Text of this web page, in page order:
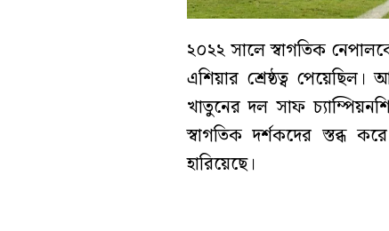
২০২২ সালে স্বাগতিক
এশিয়ার শ্রেষ্ঠত্ব
খাতুনের দল সাফ
স্বাগতিক দর্শকদের স্তব্ধ
হারিয়েছে।